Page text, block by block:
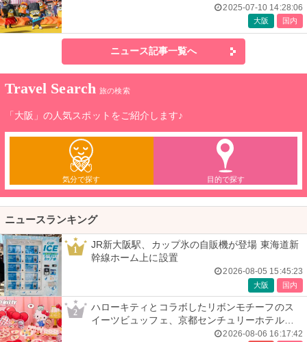
2025-07-10 14:28:06
大阪 国内
ニュース記事一覧へ
Travel Search 旅の検索
「大阪」の人気スポットをご紹介します♪
気分で探す 目的で探す
ニュースランキング
1
JR新大阪駅、カップ氷の自販機が登場 東海道新
幹線ホーム上に設置
2026-08-05 15:45:23
大阪 国内
2
ハローキティとコラボしたリボンモチーフのス
イーツビュッフェ、京都センチュリーホテルで
2026-08-06 16:17:42